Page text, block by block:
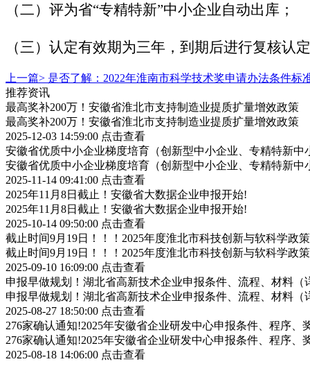
（二）评为省“专精特新”中小企业自动出库；
（三）认定有效期为三年，到期后进行复核
上一篇> 是否了解：2022年淮南市科学技术奖申请办法条件标
推荐资讯
最高奖补200万！安徽省淮北市支持制造业提质扩量增效政策
最高奖补200万！安徽省淮北市支持制造业提质扩量增效政策
2025-12-03 14:59:00 点击查看
安徽省优质中小企业梯度培育（创新型中小企业、专精特新中
安徽省优质中小企业梯度培育（创新型中小企业、专精特新中
2025-11-14 09:41:00 点击查看
2025年11月8日截止！安徽省大数据企业申报开始!
2025年11月8日截止！安徽省大数据企业申报开始!
2025-10-14 09:50:00 点击查看
截止时间9月19日！！！2025年度淮北市科技创新与软科学
截止时间9月19日！！！2025年度淮北市科技创新与软科学
2025-09-10 16:09:00 点击查看
申报早做规划！湖北省高新技术企业申报条件、流程、材料（
申报早做规划！湖北省高新技术企业申报条件、流程、材料（
2025-08-27 18:50:00 点击查看
276家确认通知!2025年安徽省企业研发中心申报条件、程序、
276家确认通知!2025年安徽省企业研发中心申报条件、程序、
2025-08-18 14:06:00 点击查看